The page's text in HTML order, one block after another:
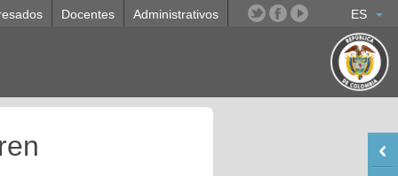
ES
Docentes Administrativos